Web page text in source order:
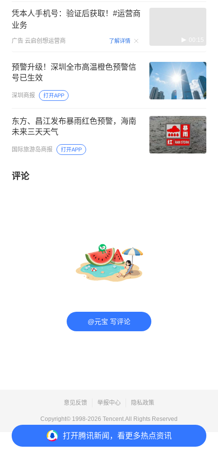
打开腾讯新闻，看更多热点资讯
凭本人手机号：验证后获取！#运营商
业务
广告 云启创想运营商 了解详情 00:15
预警升级！深圳全市高温橙色预警信
号已生效
深圳商报 打开APP
东方、昌江发布暴雨红色预警，海南
未来三天天气
国际旅游岛商报 打开APP
评论
@元宝 写评论
意见反馈 举报中心 隐私政策
Copyright© 1998-2026 Tencent.All Rights Reserved